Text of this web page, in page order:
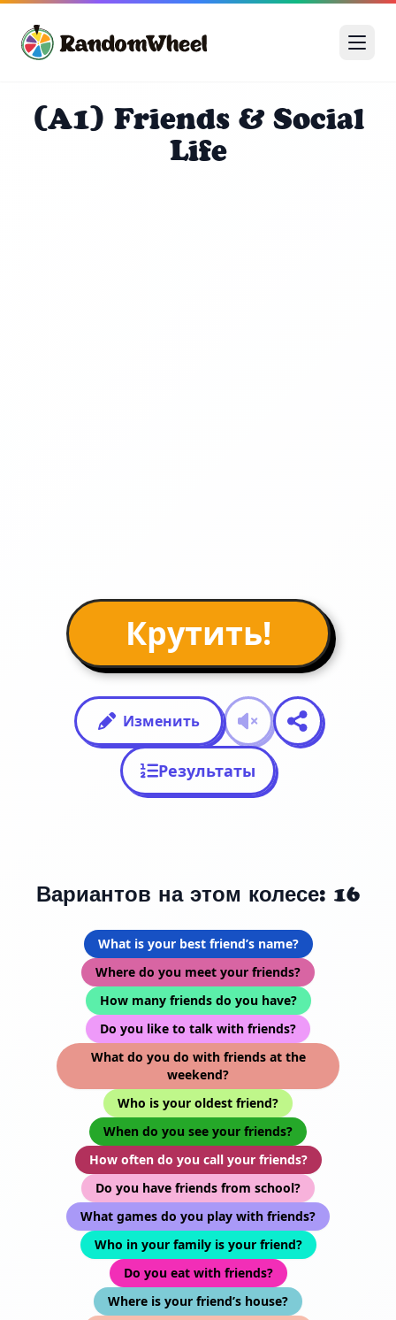
(A1) Friends & Social
Life
Крутить!
Изменить
Результаты
Вариантов на этом колесе: 16
What is your best friend’s name?
Where do you meet your friends?
How many friends do you have?
Do you like to talk with friends?
What do you do with friends at the
weekend?
Who is your oldest friend?
When do you see your friends?
How often do you call your friends?
Do you have friends from school?
What games do you play with friends?
Who in your family is your friend?
Do you eat with friends?
Where is your friend’s house?